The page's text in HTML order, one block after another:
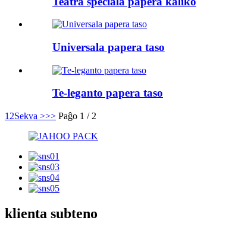
Universala papera taso
Te-leganto papera taso
1 2Sekva >>> Paĝo 1 / 2
klienta subteno